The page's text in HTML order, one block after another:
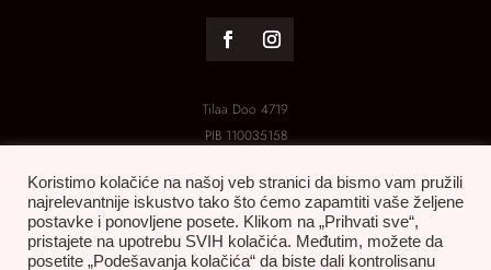
Tilaa Doo 4719
PIB 110035158
Koristimo kolačiće na našoj veb stranici da bismo vam pružili
najrelevantnije iskustvo tako što ćemo zapamtiti vaše željene
postavke i ponovljene posete. Klikom na „Prihvati sve“,
pristajete na upotrebu SVIH kolačića. Međutim, možete da
posetite „Podešavanja kolačića“ da biste dali kontrolisanu